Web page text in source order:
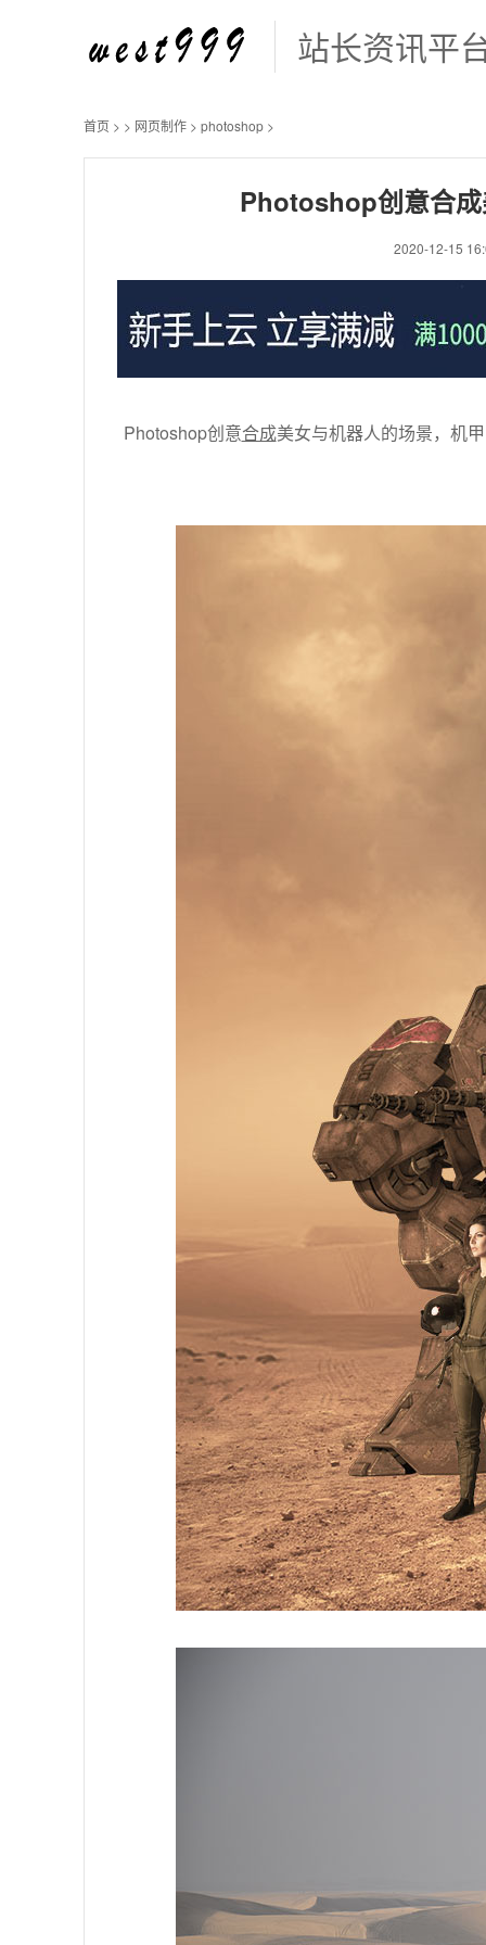
站长资讯平
首页 > > 网页制作 > photoshop >
Photoshop创意合
2020-12-15
Photoshop创意合成美女与机器人的场景，机